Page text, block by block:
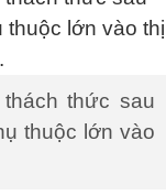
thức sau
thuộc lớn vào